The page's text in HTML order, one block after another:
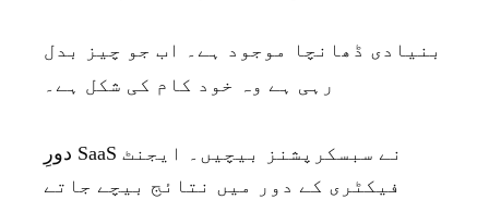
بنیادی ڈھانچا موجود ہے۔ اب جو چیز بدل
رہی ہے وہ خود کام کی شکل ہے۔
دورِ SaaS نے سبسکرپشنز بیچیں۔ ایجنٹ
فیکٹری کے دور میں نتائج بیچے جاتے